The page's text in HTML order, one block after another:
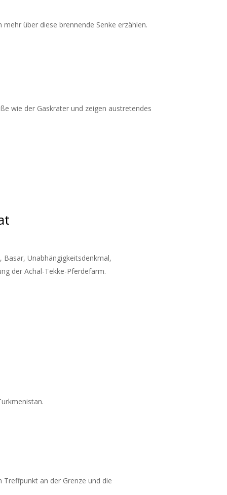
über diese brennende Senke erzählen.
wie der Gaskrater und zeigen austretendes
Unabhängigkeitsdenkmal,
der Achal-Tekke-Pferdefarm.
an der Grenze und die